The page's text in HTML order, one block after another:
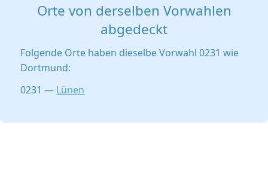
Orte von derselben Vorwahlen
abgedeckt
Folgende Orte haben dieselbe Vorwahl 0231 wie
Dortmund:
0231 — Lünen